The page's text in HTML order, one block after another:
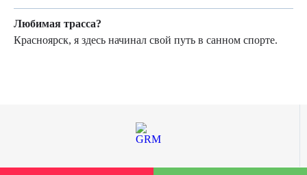
Любимая трасса?
Красноярск, я здесь начинал свой путь в санном спорте.